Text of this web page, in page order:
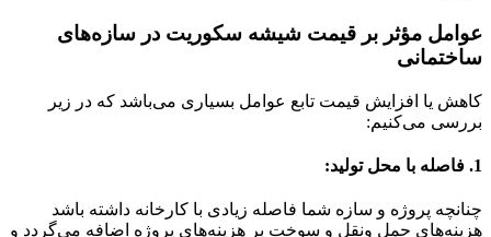
عوامل مؤثر بر قیمت شیشه سکوریت در سازه‌های
ساختمانی
کاهش یا افزایش قیمت تابع عوامل بسیاری می‌باشد که در زیر
بررسی می‌کنیم:
1. فاصله با محل تولید:
چنانچه پروژه و سازه شما فاصله زیادی با کارخانه داشته باشد
هزینه‌های حمل ‌ونقل و سوخت بر هزینه‌های پروژه اضافه می‌گردد و